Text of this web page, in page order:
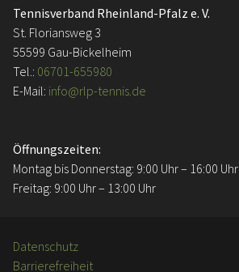
Tennisverband Rheinland-Pfalz e. V.
St. Floriansweg 3
55599 Gau-Bickelheim
Tel.: 06701-655980
E-Mail: info@rlp-tennis.de
Öffnungszeiten:
Montag bis Donnerstag: 9:00 Uhr – 16:00 Uhr
Freitag: 9:00 Uhr – 13:00 Uhr
Datenschutz
Barrierefreiheit